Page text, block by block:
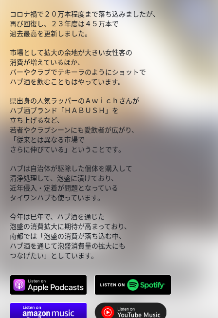
コロナ禍で２０万本程度まで落ち込みましたが、
再び回復し、２３年度は４５万本で
過去最高を更新しました。
市場として拡大の余地が大きい女性客の
消費が増えているほか、
バーやクラブでテキーラのようにショットで
ハブ酒を飲むこともはやっています。
県出身の人気ラッパーのＡｗｉｃｈさんが
ハブ酒ブランド「ＨＡＢＵＳＨ」を
立ち上げるなど、
若者やクラブシーンにも愛飲者が広がり、
「従来とは異なる市場で
さらに伸びている」ということです。
ハブは自治体が駆除した個体を購入して
清浄処理して、泡盛に漬けており、
近年侵入・定着が問題となっている
タイワンハブも使っています。
今年は巳年で、ハブ酒を通じた
泡盛の消費拡大に期待が高まっており、
南都では「泡盛の消費が落ち込む中、
ハブ酒を通じて泡盛消費量の拡大にも
つなげたい」としています。